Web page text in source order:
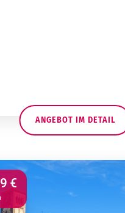
ANGEBOT IM DETAIL
€